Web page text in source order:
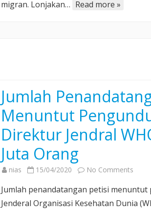
migran. Lonjakan… Read more »
Jumlah
Menuntut
Direktur Jendral
Juta Orang
nias 15/04/2020 No Commentson
Petisi
Jumlah penandatangan petisi
Jenderal Organisasi Kesehatan Dunia